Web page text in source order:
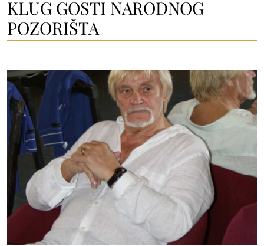
KLUG GOSTI NARODNOG
POZORIŠTA